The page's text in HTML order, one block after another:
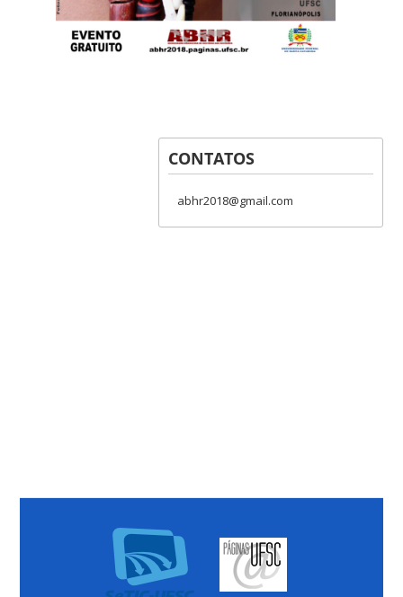
CONTATOS
abhr2018@gmail.com